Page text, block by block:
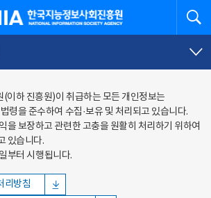
지능정보사회진흥원
이하 진흥원)이 취급하는 모든 개인정보는
령을 준수하여 수집·보유 및 처리되고 있습니다.
을 보장하고 관련한 고충을 원활히 처리하기 위하여
있습니다.
부터 시행됩니다.
리방침